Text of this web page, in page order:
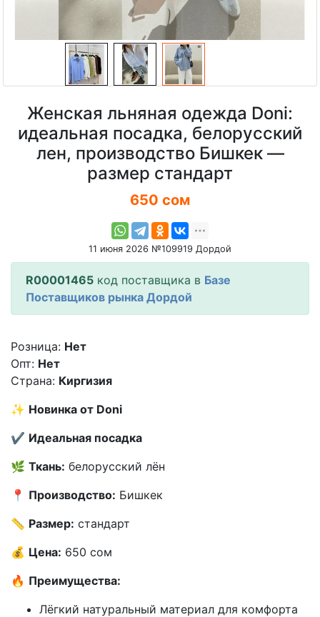
Женская льняная одежда Doni:
идеальная посадка, белорусский
лен, производство Бишкек —
размер стандарт
650 сом
11 июня 2026 №109919 Дордой
R00001465 код поставщика в Базе
Поставщиков рынка Дордой
Розница: Нет
Опт: Нет
Страна: Киргизия
✨ Новинка от Doni
✔️ Идеальная посадка
🌿 Ткань: белорусский лён
📍 Производство: Бишкек
📏 Размер: стандарт
💰 Цена: 650 сом
🔥 Преимущества:
Лёгкий натуральный материал для комфорта